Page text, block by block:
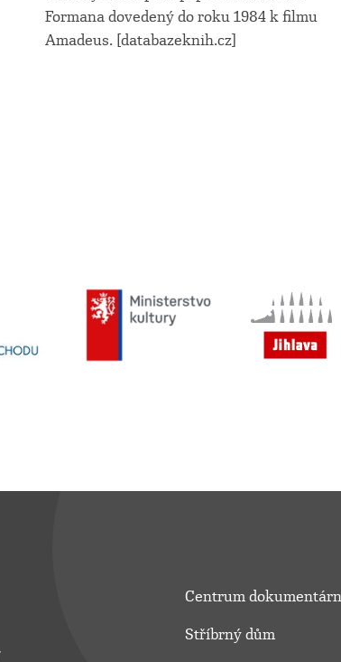
Formana dovedený do roku 1984 k filmu
Amadeus. [databazeknih.cz]
Centrum
Stříbrný dům